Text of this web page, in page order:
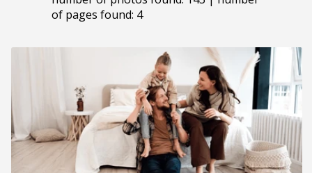
of pages found: 4